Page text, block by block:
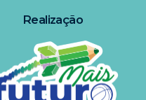
Realização